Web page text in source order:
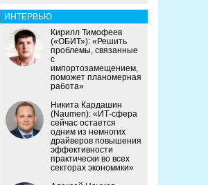
ИНТЕРВЬЮ
Кирилл Тимофеев
(«ОБИТ»): «Решить
проблемы, связанные
с
импортозамещением,
поможет планомерная
работа»
Никита Кардашин
(Naumen): «ИТ-сфера
сейчас остается
одним из немногих
драйверов повышения
эффективности
практически во всех
секторах экономики»